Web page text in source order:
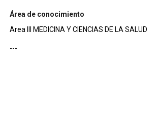
Área de conocimiento
Area III MEDICINA Y CIENCIAS DE LA SALUD
---